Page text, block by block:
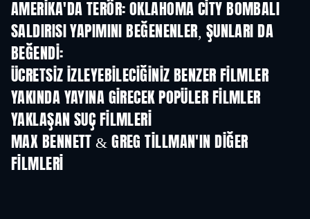
AMERIKA'DA TERÖR: OKLAHOMA CITY BOMBALI
SALDIRISI YAPIMINI BEĞENENLER, ŞUNLARI DA
BEĞENDI:
ÜCRETSIZ IZLEYEBILECIĞINIZ BENZER FILMLER
YAKINDA YAYINA GIRECEK POPÜLER FILMLER
YAKLAŞAN SUÇ FILMLERI
MAX BENNETT & GREG TILLMAN'IN DIĞER
FILMLERI